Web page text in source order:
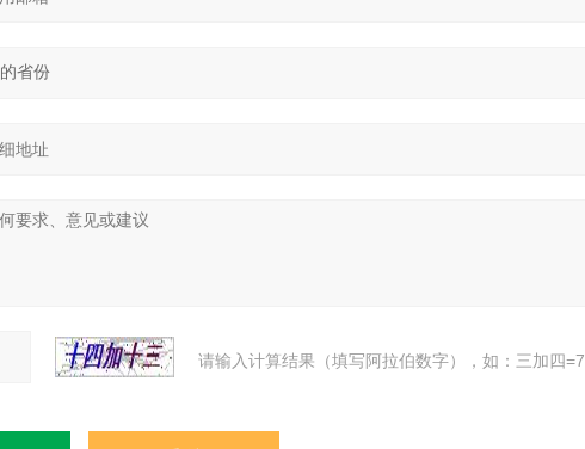
请输入计算结果（填写阿拉伯数字），如：三加四=7